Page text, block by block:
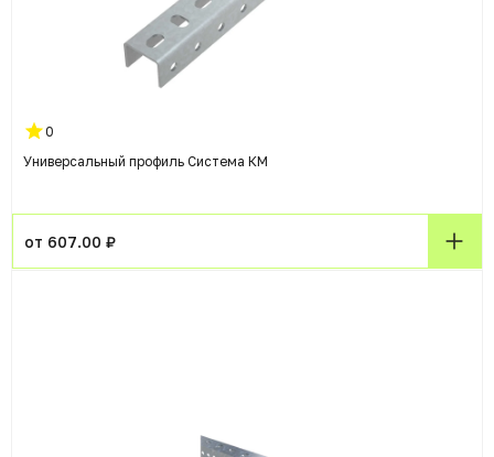
0
Универсальный профиль Система КМ
от 607.00 ₽